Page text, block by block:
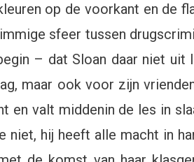
op de voorkant en de
sfeer tussen
– dat Sloan daar niet
maar ook voor zijn
en valt middenin de les in
niet, hij heeft alle macht in